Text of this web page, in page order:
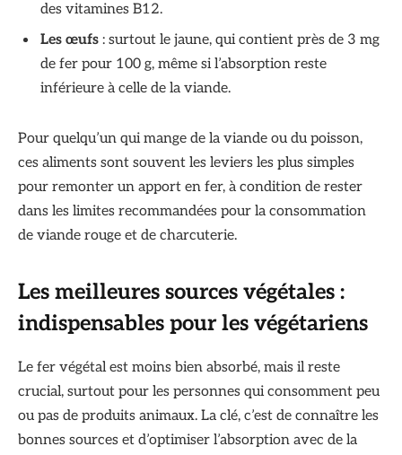
des vitamines B12.
Les œufs : surtout le jaune, qui contient près de 3 mg
de fer pour 100 g, même si l’absorption reste
inférieure à celle de la viande.
Pour quelqu’un qui mange de la viande ou du poisson,
ces aliments sont souvent les leviers les plus simples
pour remonter un apport en fer, à condition de rester
dans les limites recommandées pour la consommation
de viande rouge et de charcuterie.
Les meilleures sources végétales :
indispensables pour les végétariens
Le fer végétal est moins bien absorbé, mais il reste
crucial, surtout pour les personnes qui consomment peu
ou pas de produits animaux. La clé, c’est de connaître les
bonnes sources et d’optimiser l’absorption avec de la